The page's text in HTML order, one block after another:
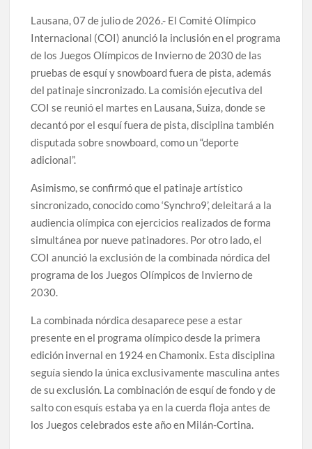
Lausana, 07 de julio de 2026.- El Comité Olímpico
Internacional (COI) anunció la inclusión en el programa
de los Juegos Olímpicos de Invierno de 2030 de las
pruebas de esquí y snowboard fuera de pista, además
del patinaje sincronizado. La comisión ejecutiva del
COI se reunió el martes en Lausana, Suiza, donde se
decantó por el esquí fuera de pista, disciplina también
disputada sobre snowboard, como un “deporte
adicional”.
Asimismo, se confirmó que el patinaje artístico
sincronizado, conocido como ‘Synchro9’, deleitará a la
audiencia olímpica con ejercicios realizados de forma
simultánea por nueve patinadores. Por otro lado, el
COI anunció la exclusión de la combinada nórdica del
programa de los Juegos Olímpicos de Invierno de
2030.
La combinada nórdica desaparece pese a estar
presente en el programa olímpico desde la primera
edición invernal en 1924 en Chamonix. Esta disciplina
seguía siendo la única exclusivamente masculina antes
de su exclusión. La combinación de esquí de fondo y de
salto con esquís estaba ya en la cuerda floja antes de
los Juegos celebrados este año en Milán-Cortina.